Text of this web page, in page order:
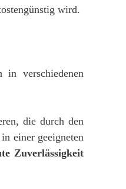
wird.
in verschiedenen
die durch den
einer geeigneten
Zuverlässigkeit